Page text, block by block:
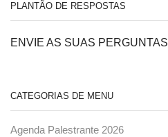
PLANTÃO DE RESPOSTAS
ENVIE AS SUAS PERGUNTAS
CATEGORIAS DE MENU
Agenda Palestrante 2026